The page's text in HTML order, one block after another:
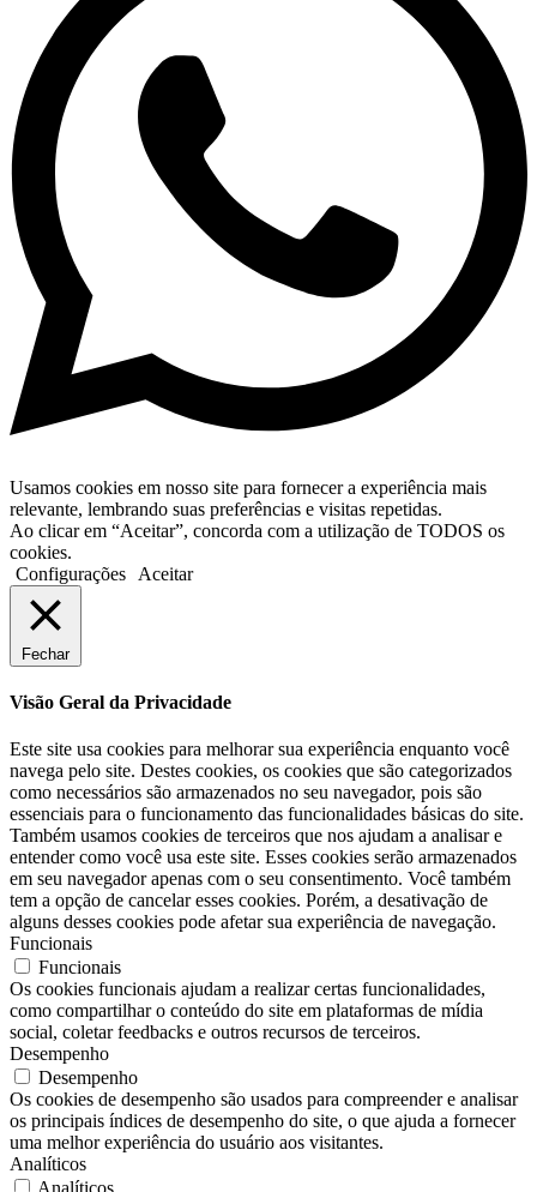
Usamos cookies em nosso site para fornecer a experiência mais
relevante, lembrando suas preferências e visitas repetidas.
Ao clicar em “Aceitar”, concorda com a utilização de TODOS os
cookies.
Configurações
Aceitar
Fechar
Visão Geral da Privacidade
Este site usa cookies para melhorar sua experiência enquanto você
navega pelo site. Destes cookies, os cookies que são categorizados
como necessários são armazenados no seu navegador, pois são
essenciais para o funcionamento das funcionalidades básicas do site.
Também usamos cookies de terceiros que nos ajudam a analisar e
entender como você usa este site. Esses cookies serão armazenados
em seu navegador apenas com o seu consentimento. Você também
tem a opção de cancelar esses cookies. Porém, a desativação de
alguns desses cookies pode afetar sua experiência de navegação.
Funcionais
Funcionais
Os cookies funcionais ajudam a realizar certas funcionalidades,
como compartilhar o conteúdo do site em plataformas de mídia
social, coletar feedbacks e outros recursos de terceiros.
Desempenho
Desempenho
Os cookies de desempenho são usados ​​para compreender e analisar
os principais índices de desempenho do site, o que ajuda a fornecer
uma melhor experiência do usuário aos visitantes.
Analíticos
Analíticos